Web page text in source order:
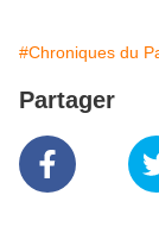
#Chroniques du
Partager